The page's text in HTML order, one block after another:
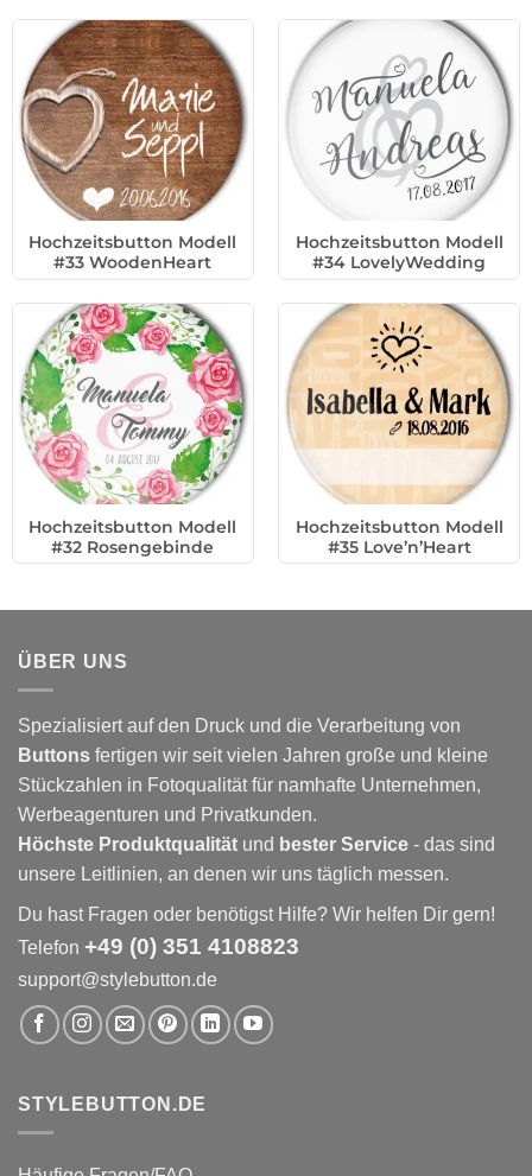
Hochzeitsbutton Modell
#33 WoodenHeart
Hochzeitsbutton Modell
#34 LovelyWedding
Hochzeitsbutton Modell
#32 Rosengebinde
Hochzeitsbutton Modell
#35 Love’n’Heart
ÜBER UNS
Spezialisiert auf den Druck und die Verarbeitung von
Buttons fertigen wir seit vielen Jahren große und kleine
Stückzahlen in Fotoqualität für namhafte Unternehmen,
Werbeagenturen und Privatkunden.
Höchste Produktqualität und bester Service - das sind
unsere Leitlinien, an denen wir uns täglich messen.
Du hast Fragen oder benötigst Hilfe? Wir helfen Dir gern!
Telefon +49 (0) 351 4108823
support@stylebutton.de
STYLEBUTTON.DE